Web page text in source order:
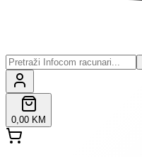
0,00 KM